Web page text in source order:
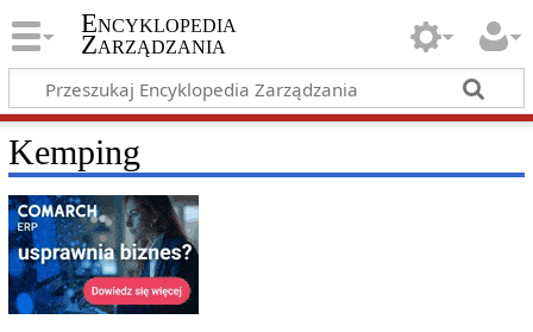
Encyklopedia
Zarządzania
Kemping